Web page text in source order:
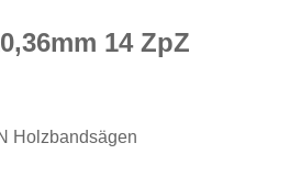
14 ZpZ
Holzbandsägen